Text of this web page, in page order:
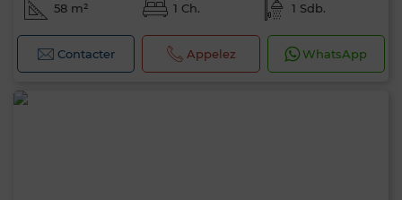
58 m² 1 Ch. 1 Sdb.
Contacter Appelez WhatsApp